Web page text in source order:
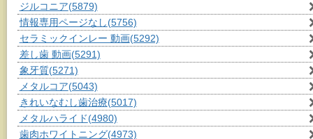
ジルコニア(5879)
情報専用ページなし(5756)
セラミックインレー 動画(5292)
差し歯 動画(5291)
象牙質(5271)
メタルコア(5043)
きれいなむし歯治療(5017)
メタルハライド(4980)
歯肉ホワイトニング(4973)